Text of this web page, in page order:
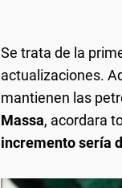
Se trata de la
actualizaciones.
mantienen las
Massa, acordara
incremento sería